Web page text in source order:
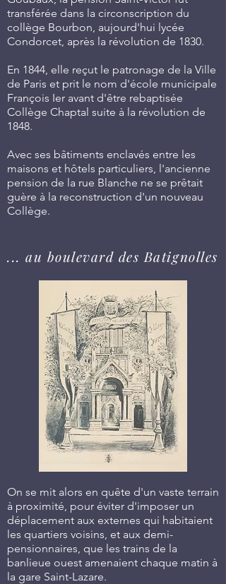
... au boulevard des Batignolles
transférée dans la circonscription du
collège Bourbon, aujourd'hui lycée
Condorcet, après la révolution de 1830.
En 1844, elle reçut le patronage de la Ville
de Paris et prit le nom d'école municipale
François Ier avant d'être rebaptisée
Collège Chaptal suite à la révolution de
1848.
Avec ses bâtiments enclavés entre les
maisons et hôtels particuliers, l'ancienne
pension de la rue Blanche ne se prêtait
guère à la reconstruction d'un nouveau
Collège.
On se mit alors en quête d'un vaste terrain
à proximité, pour éviter d'imposer un
déplacement aux externes qui habitaient
les quartiers voisins, et aux demi-
pensionnaires, que les trains de la
banlieue ouest amenaient chaque matin à
la gare Saint-Lazare.